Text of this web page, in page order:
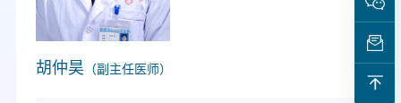
胡仲昊 （副主任医师）